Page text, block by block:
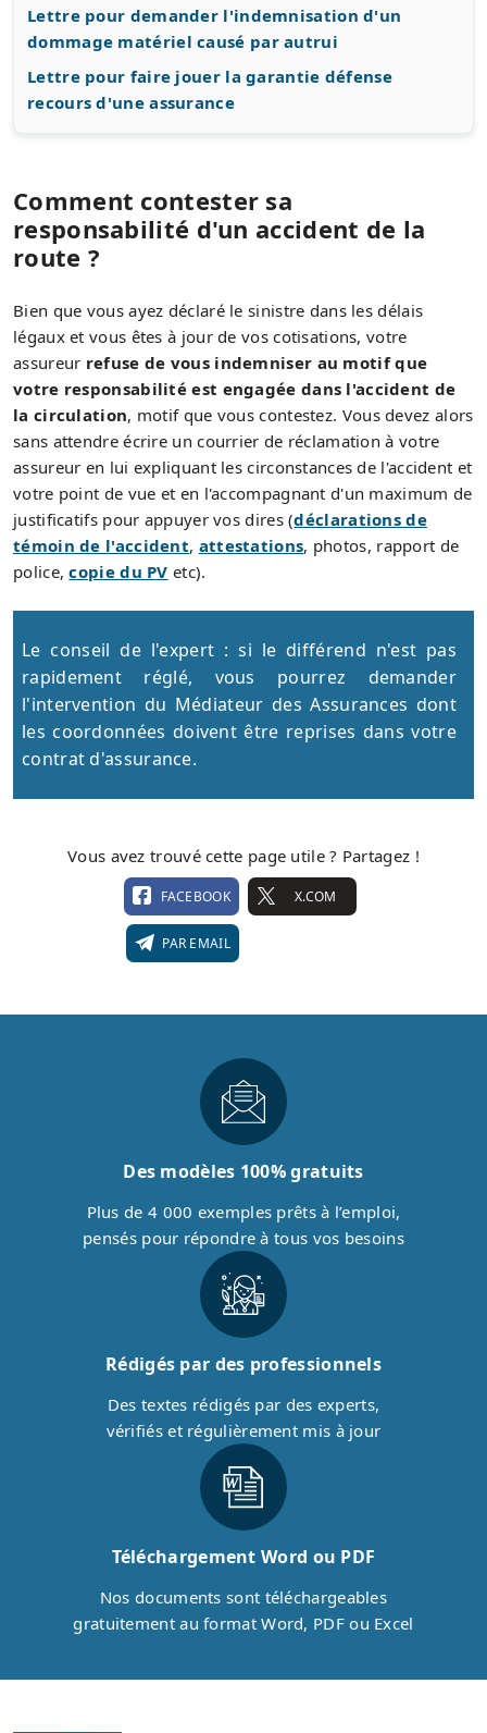
Lettre pour demander l'indemnisation d'un
dommage matériel causé par autrui
Lettre pour faire jouer la garantie défense
recours d'une assurance
Comment contester sa
responsabilité d'un accident de la
route ?
Bien que vous ayez déclaré le sinistre dans les délais
légaux et vous êtes à jour de vos cotisations, votre
assureur refuse de vous indemniser au motif que
votre responsabilité est engagée dans l'accident de
la circulation, motif que vous contestez. Vous devez alors
sans attendre écrire un courrier de réclamation à votre
assureur en lui expliquant les circonstances de l'accident et
votre point de vue et en l'accompagnant d'un maximum de
justificatifs pour appuyer vos dires (déclarations de
témoin de l'accident, attestations, photos, rapport de
police,copie du PV etc).
Le conseil de l'expert : si le différend n'est pas
rapidement réglé, vous pourrez demander
l'intervention du Médiateur des Assurances dont
les coordonnées doivent être reprises dans votre
contrat d'assurance.
Vous avez trouvé cette page utile ? Partagez !
FACEBOOK X.COM
PAR EMAIL
Des modèles 100% gratuits
Plus de 4 000 exemples prêts à l’emploi,
pensés pour répondre à tous vos besoins
Rédigés par des professionnels
Des textes rédigés par des experts,
vérifiés et régulièrement mis à jour
Téléchargement Word ou PDF
Nos documents sont téléchargeables
gratuitement au format Word, PDF ou Excel